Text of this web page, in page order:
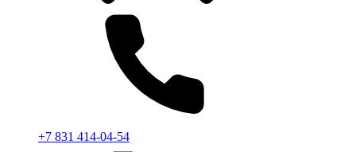
+7 831 414-04-54